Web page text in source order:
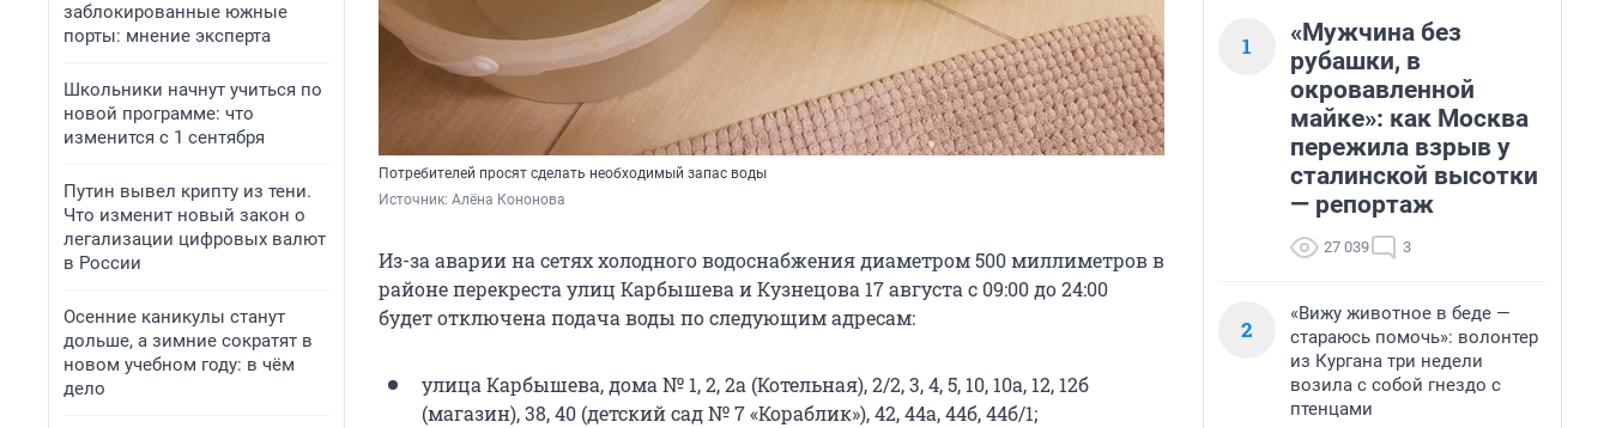
заблокированные южные
порты: мнение эксперта
Школьники начнут учиться по
новой программе: что
изменится с 1 сентября
Путин вывел крипту из тени.
Что изменит новый закон о
легализации цифровых валют
в России
Осенние каникулы станут
дольше, а зимние сократят в
новом учебном году: в чём
дело
Потребителей просят сделать необходимый запас воды
Источник: Алёна Кононова
Из-за аварии на сетях холодного водоснабжения диаметром 500 миллиметров в
районе перекреста улиц Карбышева и Кузнецова 17 августа с 09:00 до 24:00
будет отключена подача воды по следующим адресам:
улица Карбышева, дома № 1, 2, 2а (Котельная), 2/2, 3, 4, 5, 10, 10а, 12, 12б
(магазин), 38, 40 (детский сад № 7 «Кораблик»), 42, 44а, 44б, 44б/1;
1
«Мужчина без
рубашки, в
окровавленной
майке»: как Москва
пережила взрыв у
сталинской высотки
— репортаж
27 039 3
2
«Вижу животное в беде —
стараюсь помочь»: волонтер
из Кургана три недели
возила с собой гнездо с
птенцами